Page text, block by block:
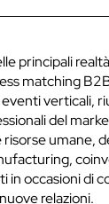
principali
matching
verticali,
del
umane,
in occasioni di
relazioni.